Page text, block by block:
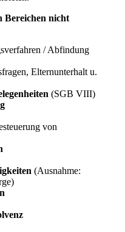
Bereichen nicht
/ Abfindung
Elternunterhalt u.
(SGB VIII)
von
(Ausnahme: